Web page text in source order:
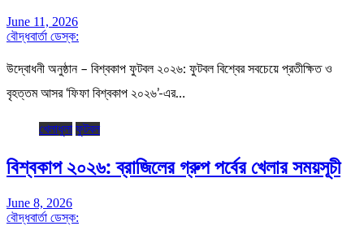
June 11, 2026
বৌদ্ধবার্তা ডেস্ক:
উদ্বোধনী অনুষ্ঠান – বিশ্বকাপ ফুটবল ২০২৬: ফুটবল বিশ্বের সবচেয়ে প্রতীক্ষিত ও
বৃহত্তম আসর ‘ফিফা বিশ্বকাপ ২০২৬’-এর…
খেলাধুলা ফুটবল
বিশ্বকাপ ২০২৬: ব্রাজিলের গ্রুপ পর্বের খেলার সময়সূচী
June 8, 2026
বৌদ্ধবার্তা ডেস্ক: